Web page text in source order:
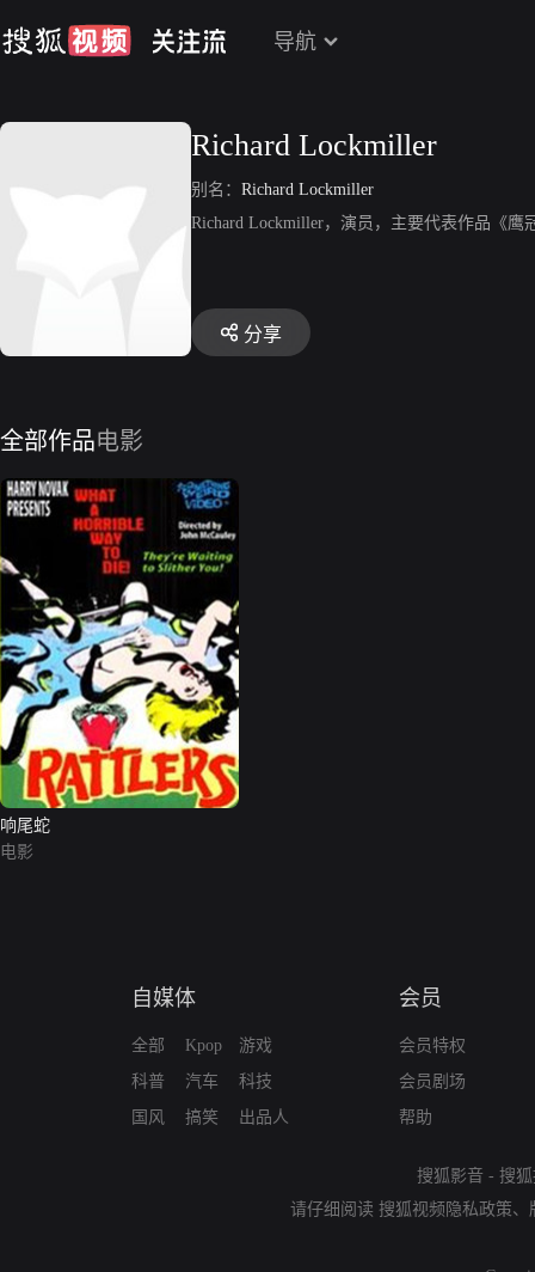
导航
Richard Lockmiller
别名： Richard Lockmiller
Richard Lockmiller，演员，主要代表作品《鹰
分享
全部作品电影
响尾蛇
电影
自媒体
全部
科普
国风
Kpop
汽车
搞笑
游戏
科技
出品人
会员
会员特权
会员剧场
帮助
搜狐影音 - 搜
请仔细阅读 搜狐视频隐私政策、